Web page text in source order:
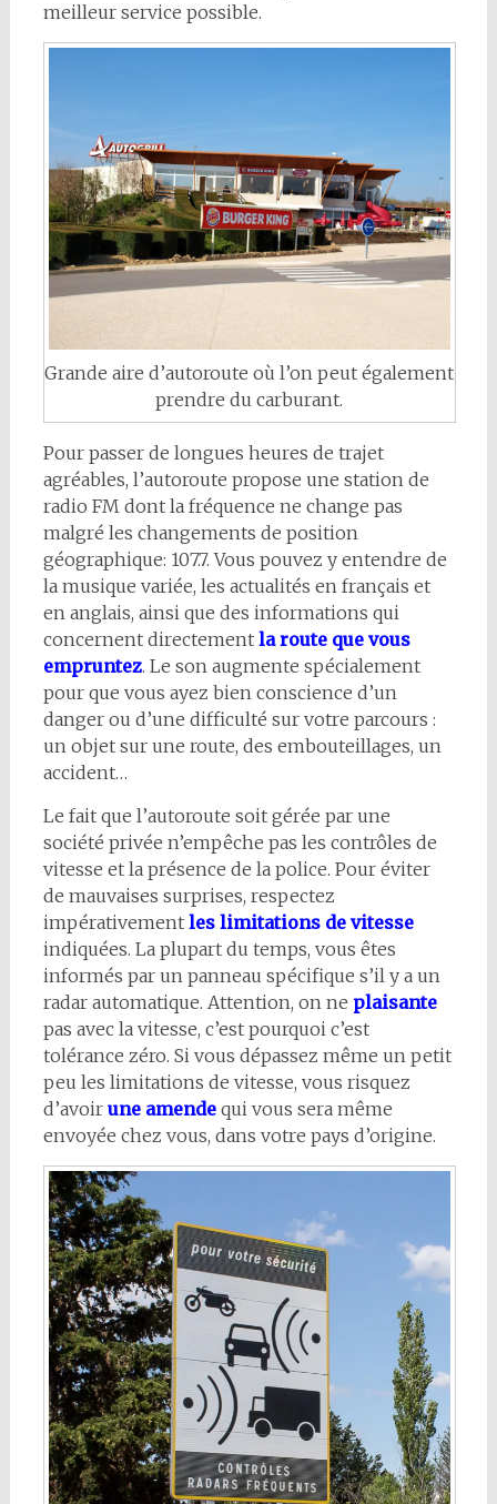
meilleur service possible.
Grande aire d’autoroute où l’on peut également
prendre du carburant.
Pour passer de longues heures de trajet
agréables, l’autoroute propose une station de
radio FM dont la fréquence ne change pas
malgré les changements de position
géographique: 107.7. Vous pouvez y entendre de
la musique variée, les actualités en français et
en anglais, ainsi que des informations qui
concernent directement la route que vous
empruntez. Le son augmente spécialement
pour que vous ayez bien conscience d’un
danger ou d’une difficulté sur votre parcours :
un objet sur une route, des embouteillages, un
accident…
Le fait que l’autoroute soit gérée par une
société privée n’empêche pas les contrôles de
vitesse et la présence de la police. Pour éviter
de mauvaises surprises, respectez
impérativement les limitations de vitesse
indiquées. La plupart du temps, vous êtes
informés par un panneau spécifique s’il y a un
radar automatique. Attention, on ne plaisante
pas avec la vitesse, c’est pourquoi c’est
tolérance zéro. Si vous dépassez même un petit
peu les limitations de vitesse, vous risquez
d’avoir une amendequi vous sera même
envoyée chez vous, dans votre pays d’origine.